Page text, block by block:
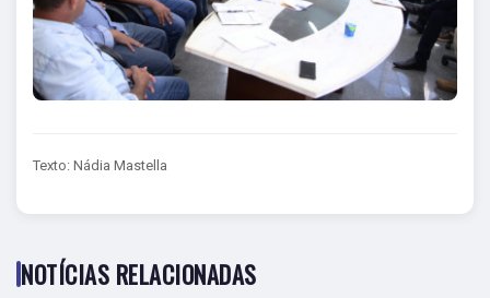
Texto: Nádia Mastella
NOTÍCIAS RELACIONADAS